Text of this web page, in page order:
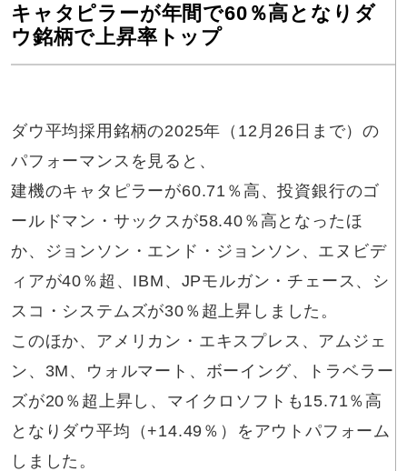
キャタピラーが年間で60％高となりダ
ウ銘柄で上昇率トップ
ダウ平均採用銘柄の2025年（12月26日まで）の
パフォーマンスを見ると、
建機のキャタピラーが60.71％高、投資銀行のゴ
ールドマン・サックスが58.40％高となったほ
か、ジョンソン・エンド・ジョンソン、エヌビデ
ィアが40％超、IBM、JPモルガン・チェース、シ
スコ・システムズが30％超上昇しました。
このほか、アメリカン・エキスプレス、アムジェ
ン、3M、ウォルマート、ボーイング、トラベラー
ズが20％超上昇し、マイクロソフトも15.71％高
となりダウ平均（+14.49％）をアウトパフォーム
しました。